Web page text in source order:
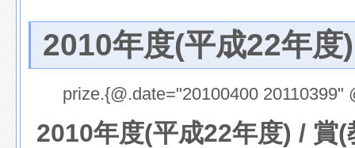
2010年度(平成22年度)
prize.{@.date="20100400 20110399"
2010年度(平成22年度) / 賞(